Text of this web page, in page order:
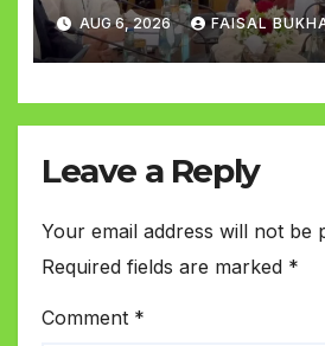
AUG 6, 2026 FAISAL
Leave a Reply
Your email address will not be
Required fields are marked *
Comment *